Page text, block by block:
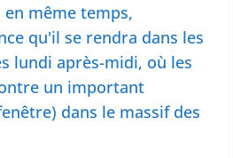
même temps,
qu'il se rendra dans les
lundi après-midi, où les
un important
dans le massif des